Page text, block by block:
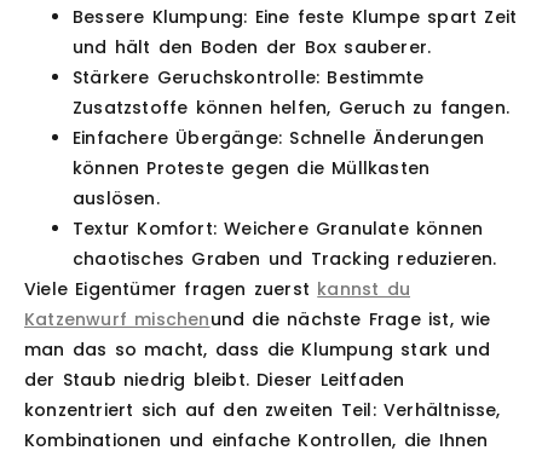
Bessere Klumpung: Eine feste Klumpe spart Zeit
und hält den Boden der Box sauberer.
Stärkere Geruchskontrolle: Bestimmte
Zusatzstoffe können helfen, Geruch zu fangen.
Einfachere Übergänge: Schnelle Änderungen
können Proteste gegen die Müllkasten
auslösen.
Textur Komfort: Weichere Granulate können
chaotisches Graben und Tracking reduzieren.
Viele Eigentümer fragen zuerst kannst du
Katzenwurf mischenund die nächste Frage ist, wie
man das so macht, dass die Klumpung stark und
der Staub niedrig bleibt. Dieser Leitfaden
konzentriert sich auf den zweiten Teil: Verhältnisse,
Kombinationen und einfache Kontrollen, die Ihnen